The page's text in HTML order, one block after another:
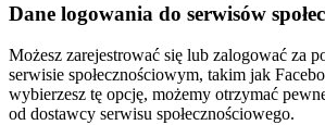
Dane logowania do serwisów
Możesz zarejestrować się lub zalogować za
serwisie społecznościowym, takim jak
wybierzesz tę opcję, możemy otrzymać
od dostawcy serwisu społecznościowego.